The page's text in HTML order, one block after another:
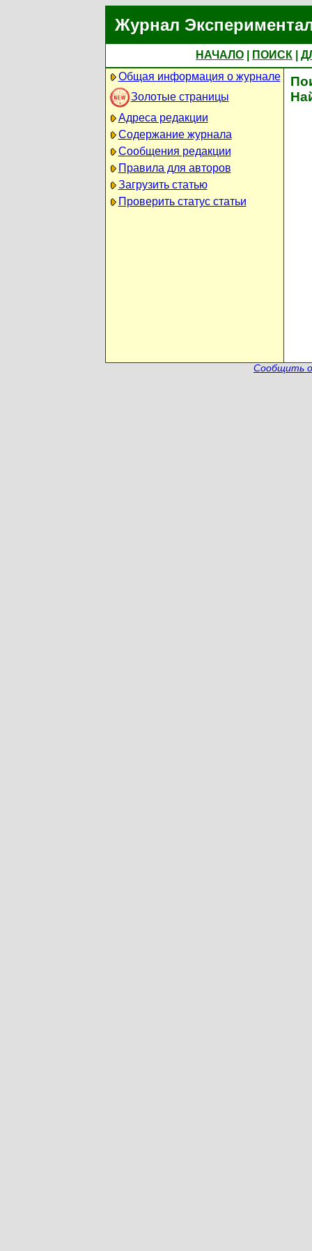
Журнал
НАЧАЛО ПОИСК
Общая информация о журнале
Золотые страницы
Адреса редакции
Содержание журнала
Сообщения редакции
Правила для авторов
Загрузить статью
Проверить статус статьи
Сообщить о